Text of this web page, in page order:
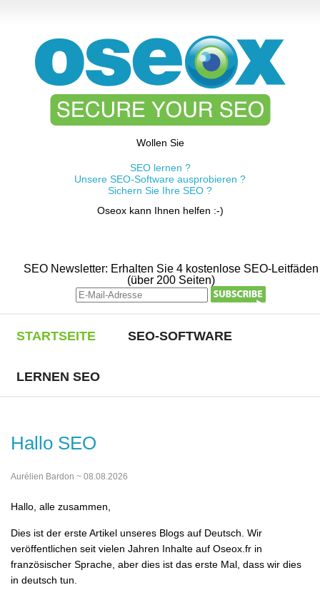
Wollen Sie
SEO lernen ?
Unsere SEO-Software ausprobieren ?
Sichern Sie Ihre SEO ?
Oseox kann Ihnen helfen :-)
SEO Newsletter: Erhalten Sie 4 kostenlose SEO-Leitfäden
(über 200 Seiten)
STARTSEITE SEO-SOFTWARE
LERNEN SEO
Hallo SEO
Aurélien Bardon ~ 08.08.2026
Hallo, alle zusammen,
Dies ist der erste Artikel unseres Blogs auf Deutsch. Wir
veröffentlichen seit vielen Jahren Inhalte auf Oseox.fr in
französischer Sprache, aber dies ist das erste Mal, dass wir dies
in deutsch tun.